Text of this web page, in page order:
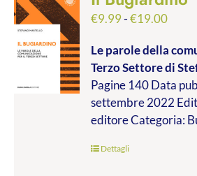
€9.99-€19.00Fascia
da
€9.99
a
Le parole della
Terzo Settoredi
Pagine 140 Data
settembre 2022
editore Categoria:
Dettagli